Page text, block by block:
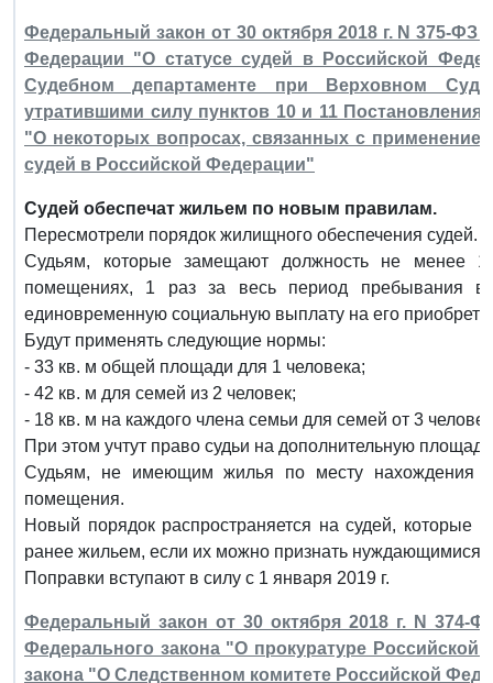
Федеральный закон от 30 октября 2018 г. N 375-
Федерации "О статусе судей в Российской
Судебном департаменте при Верховном
утратившими силу пунктов 10 и 11
"О некоторых вопросах, связанных с
судей в Российской Федерации"
Судей обеспечат жильем по новым правилам.
Пересмотрели порядок жилищного обеспечения судей.
Судьям, которые замещают должность не менее
помещениях, 1 раз за весь период пребывания в
единовременную социальную выплату на его
Будут применять следующие нормы:
- 33 кв. м общей площади для 1 человека;
- 42 кв. м для семей из 2 человек;
- 18 кв. м на каждого члена семьи для семей от 3
При этом учтут право судьи на дополнительную
Судьям, не имеющим жилья по месту нахождения
помещения.
Новый порядок распространяется на судей, которые
ранее жильем, если их можно признать нуждающимися
Поправки вступают в силу с 1 января 2019 г.
Федеральный закон от 30 октября 2018 г. N 374-
Федерального закона "О прокуратуре
закона "О Следственном комитете Российской